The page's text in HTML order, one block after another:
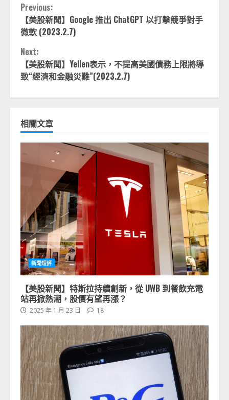
Continue
Reading
Previous:
【美股新聞】Google 推出 ChatGPT 以打擊競爭對手
微軟 (2023.2.7)
Next:
【美股新聞】Yellen表示，不提高美國債務上限將導
致“經濟和金融災難”(2023.2.7)
相關文章
新聞短評
【美股新聞】特斯拉持續創新，從 UWB 到餐飲充電
站再掀熱潮，股價有望再漲？
2025 年 1 月 23 日 18